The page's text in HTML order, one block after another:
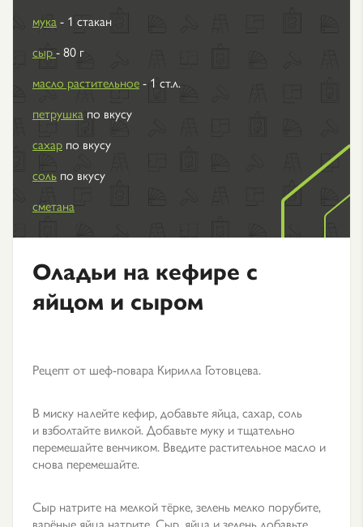
мука- 1 стакан
сыр- 80 г
масло растительное- 1 ст.л.
петрушка по вкусу
сахар по вкусу
соль по вкусу
сметана
Оладьи на кефире с
яйцом и сыром
Рецепт от шеф-повара Кирилла Готовцева.
В миску налейте кефир, добавьте яйца, сахар, соль
и взболтайте вилкой. Добавьте муку и тщательно
перемешайте венчиком. Введите растительное масло и
снова перемешайте.
Сыр натрите на мелкой тёрке, зелень мелко порубите,